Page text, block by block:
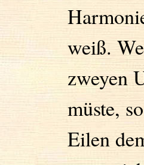
weiß.
zweyen
müste,
Eilen